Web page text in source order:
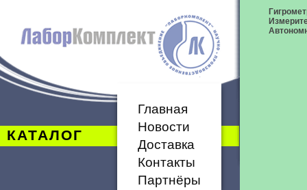
КАТАЛОГ
Главная
Новости
Доставка
Контакты
Партнёры